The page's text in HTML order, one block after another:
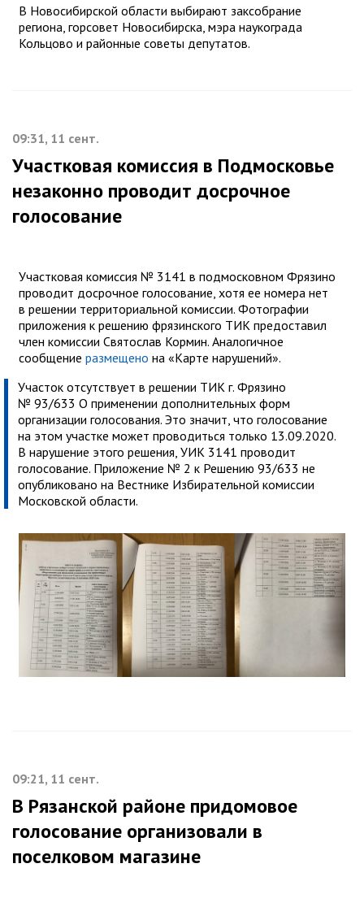
В Новосибирской области выбирают заксобрание
региона, горсовет Новосибирска, мэра наукограда
Кольцово и районные советы депутатов.
09:31, 11 сент.
Участковая комиссия в Подмосковье
незаконно проводит досрочное
голосование
Участковая комиссия № 3141 в подмосковном Фрязино
проводит досрочное голосование, хотя ее номера нет
в решении территориальной комиссии. Фотографии
приложения к решению фрязинского ТИК предоставил
член комиссии Святослав Кормин. Аналогичное
сообщение размещено на «Карте нарушений».
Участок отсутствует в решении ТИК г. Фрязино
№ 93/633 О применении дополнительных форм
организации голосования. Это значит, что голосование
на этом участке может проводиться только 13.09.2020.
В нарушение этого решения, УИК 3141 проводит
голосование. Приложение № 2 к Решению 93/633 не
опубликовано на Вестнике Избирательной комиссии
Московской области.
09:21, 11 сент.
В Рязанской районе придомовое
голосование организовали в
поселковом магазине